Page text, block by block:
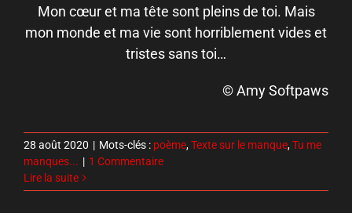
Mon cœur et ma tête sont pleins de toi. Mais
mon monde et ma vie sont horriblement vides et
tristes sans toi…
© Amy Softpaws
28 août 2020 | Mots-clés : poème,Texte sur le manque,Tu me
manques... | 1 Commentaire
Lire la suite